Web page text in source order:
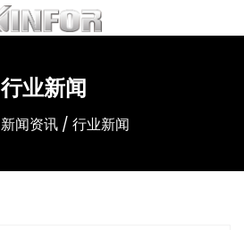
行业新闻
新闻资讯 / 行业新闻